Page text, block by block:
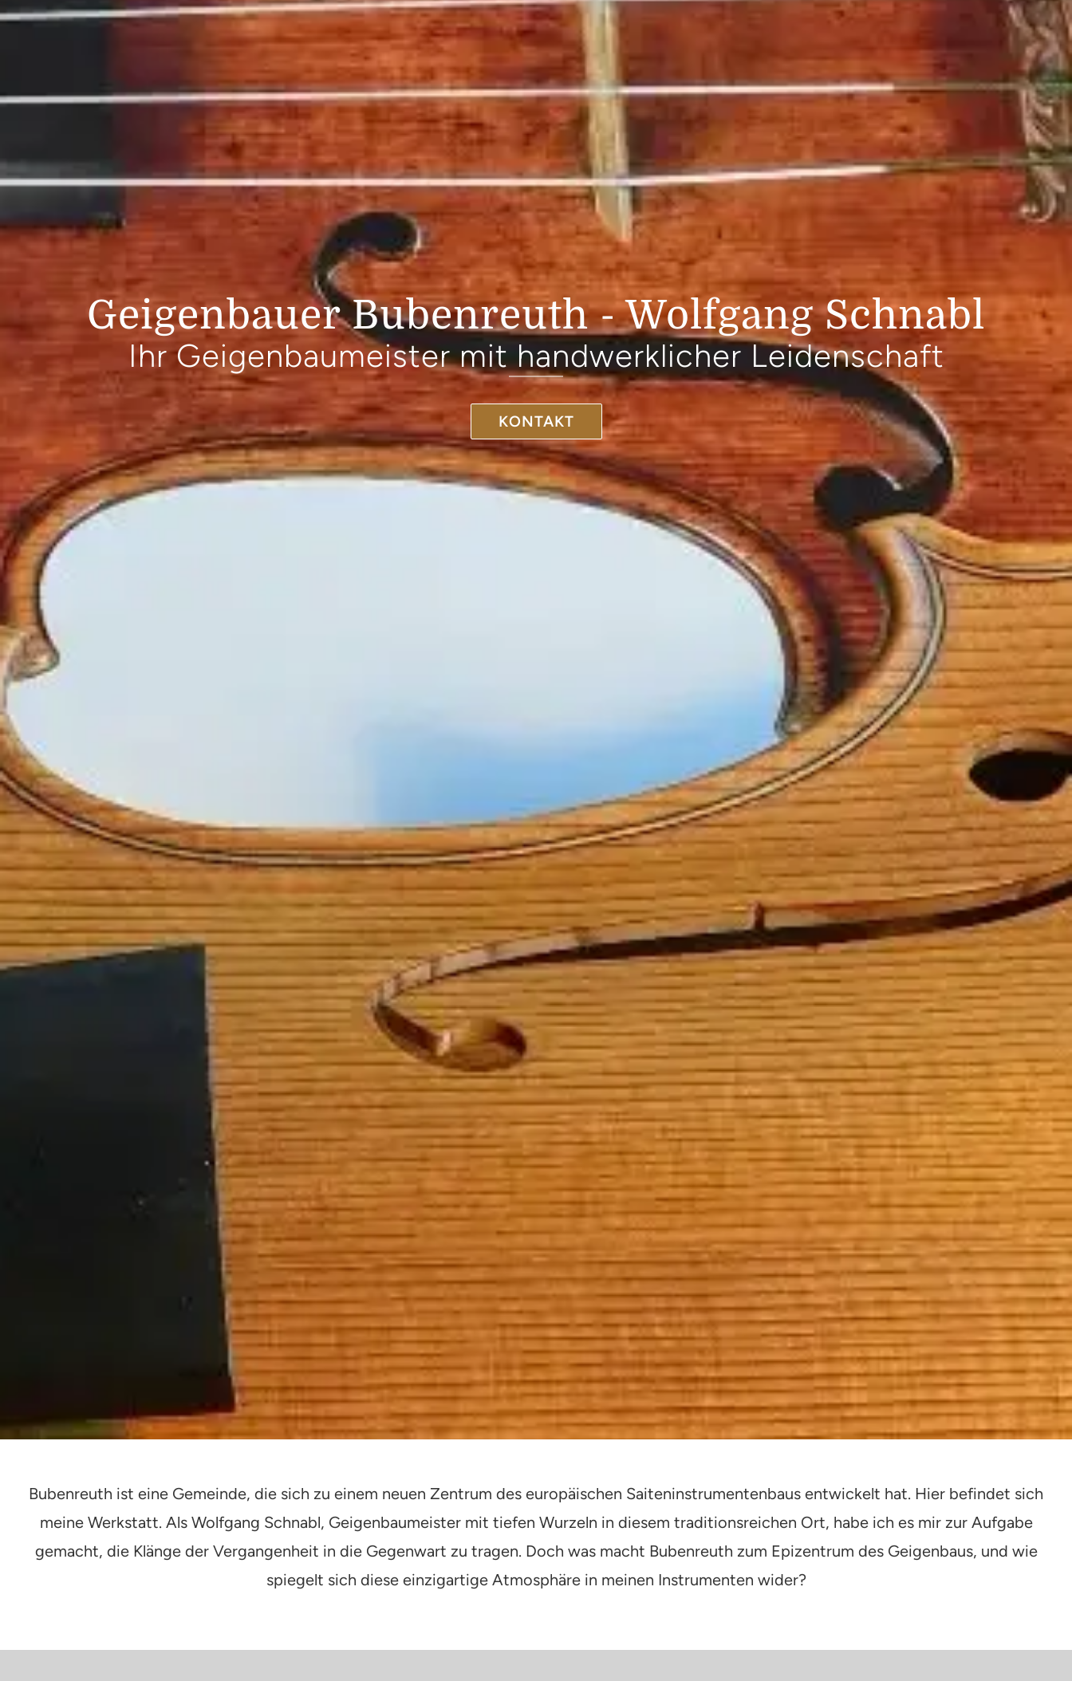
Geigenbau­er Bubenreuth - Wolfgang Schnabl
Ihr Geigenbaumeister mit handwerklicher Leidenschaft
KONTAKT
Bubenreuth ist eine Gemeinde, die sich zu einem neuen Zentrum des europäischen Saiteninstrumentenbaus entwickelt hat. Hier befindet sich
meine Werkstatt. Als Wolfgang Schnabl, Geigenbaumeister mit tiefen Wurzeln in diesem traditionsreichen Ort, habe ich es mir zur Aufgabe
gemacht, die Klänge der Vergangenheit in die Gegenwart zu tragen. Doch was macht Bubenreuth zum Epizentrum des Geigenbaus, und wie
spiegelt sich diese einzigartige Atmosphäre in meinen Instrumenten wider?